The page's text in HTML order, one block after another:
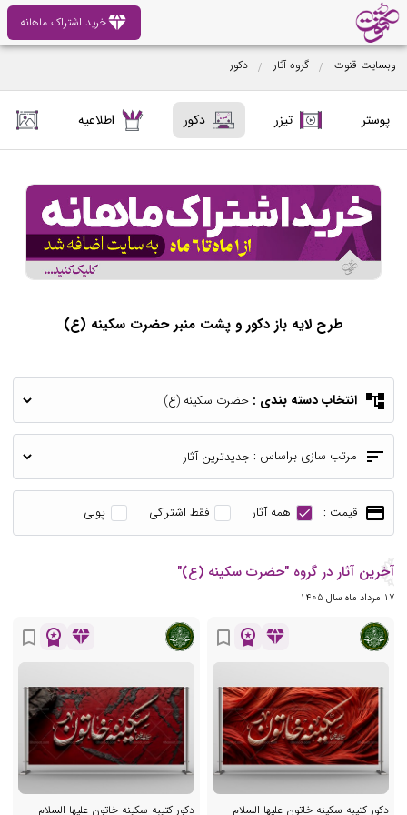
diamondخرید اشتراک ماهانه
پوستر تیزر دکور اطلاعیه
طرح لایه باز دکور و پشت منبر حضرت سکینه (ع)
وبسایت قنوت گروه آثار دکور
account_tree انتخاب دسته بندی :
sort مرتب سازی براساس :
payment قیمت : همه آثار فقط اشتراکی پولی
آخرین آثار در گروه "حضرت سکینه (ع)"
17 مرداد ماه سال 1405
diamond
workspace_premium
bookmark_border
دکور کتیبه سکینه خاتون علیها السلام
diamond
workspace_premium
bookmark_border
دکور کتیبه سکینه خاتون علیها السلام